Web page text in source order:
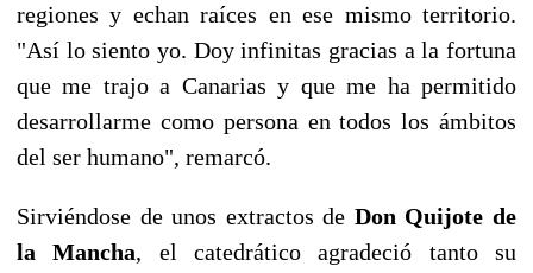
regiones y echan raíces en ese mismo territorio.
"Así lo siento yo. Doy infinitas gracias a la fortuna
que me trajo a Canarias y que me ha permitido
desarrollarme como persona en todos los ámbitos
del ser humano", remarcó.
Sirviéndose de unos extractos de Don Quijote de
la Mancha, el catedrático agradeció tanto su